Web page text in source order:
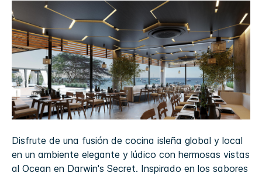
Disfrute de una fusión de cocina isleña global y local
en un ambiente elegante y lúdico con hermosas vistas
al Ocean en Darwin's Secret. Inspirado en los sabores